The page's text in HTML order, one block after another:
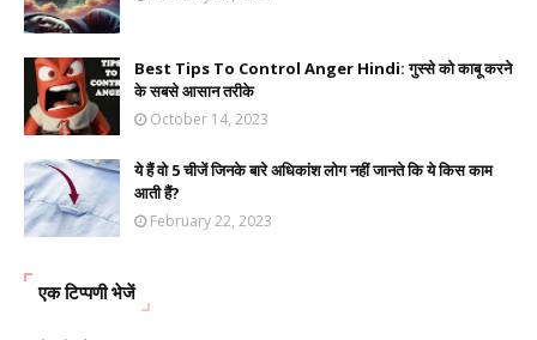
Best Tips To Control Anger Hindi: गुस्से को काबू करने
के सबसे आसान तरीके
October 14, 2023
ये हैं वो 5 चीजें जिनके बारे अधिकांश लोग नहीं जानते कि ये किस काम
आती हैं?
February 22, 2023
एक टिप्पणी भेजें